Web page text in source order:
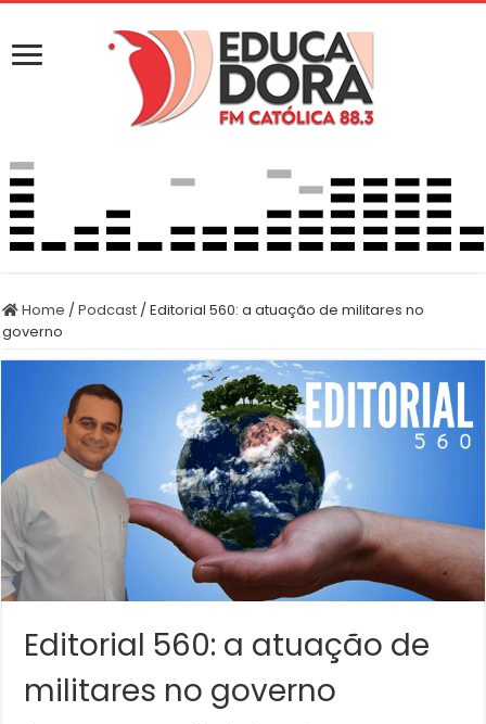
Home /Podcast /Editorial 560: a atuação de militares no
governo
Editorial 560: a atuação de
militares no governo